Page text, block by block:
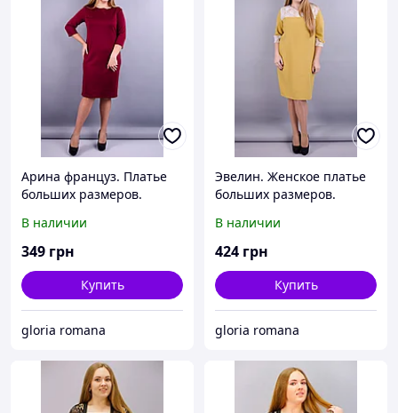
Арина француз. Платье
больших размеров.
В наличии
349 грн
Купить
gloria romana
Эвелин. Женское платье
больших размеров.
В наличии
424 грн
Купить
gloria romana